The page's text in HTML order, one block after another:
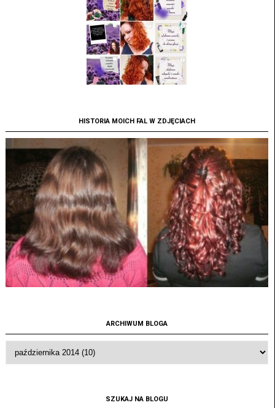
HISTORIA MOICH FAL W ZDJĘCIACH
ARCHIWUM BLOGA
SZUKAJ NA BLOGU